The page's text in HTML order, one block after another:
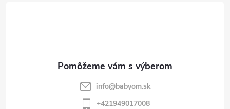
info@babyom.sk
+421949017008